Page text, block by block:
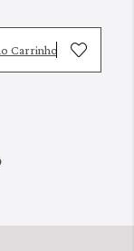
Carrinho